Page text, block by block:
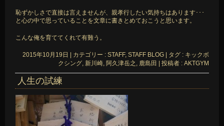
恥ずかしさで直接は言えませんが、親孝行したい気持ちはあります･･･
と心の中で思っていることを文章に書きとめておこうと思います。
こんな俺を育ててくれて有難う。
2015年10月19日 | カテゴリー : STAFF, STAFF BLOG | タグ : キックボ
クシング, 新川崎, 阿久津岳之 , 鹿島田 | 投稿者 : AKTGYM
人生の試練